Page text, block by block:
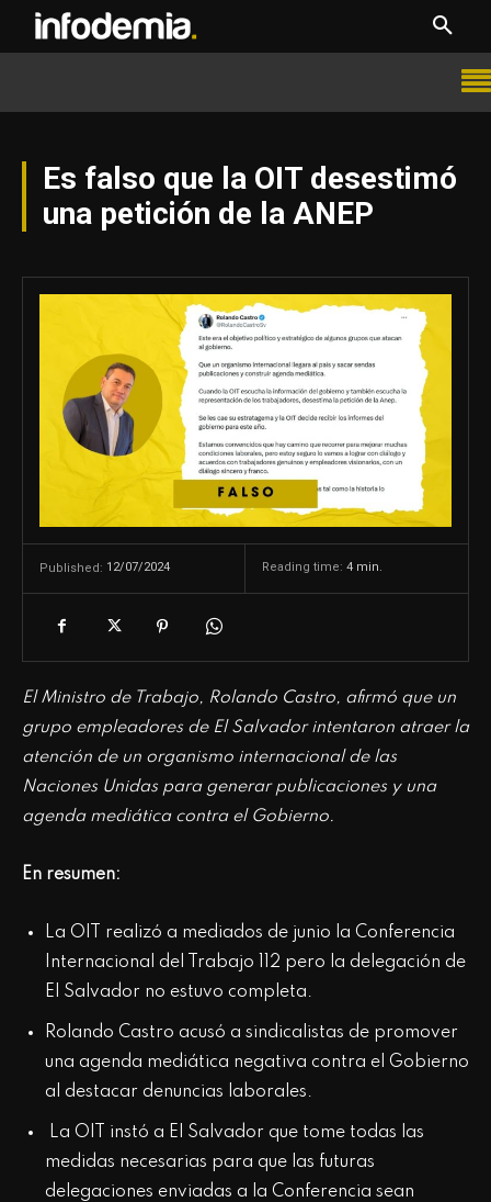
Es falso que la OIT desestimó
una petición de la ANEP
Published: 12/07/2024 Reading time: 4 min.
El Ministro de Trabajo, Rolando Castro, afirmó que un
grupo empleadores de El Salvador intentaron atraer la
atención de un organismo internacional de las
Naciones Unidas para generar publicaciones y una
agenda mediática contra el Gobierno.
En resumen:
La OIT realizó a mediados de junio la Conferencia
Internacional del Trabajo 112 pero la delegación de
El Salvador no estuvo completa.
Rolando Castro acusó a sindicalistas de promover
una agenda mediática negativa contra el Gobierno
al destacar denuncias laborales.
La OIT instó a El Salvador que tome todas las
medidas necesarias para que las futuras
delegaciones enviadas a la Conferencia sean